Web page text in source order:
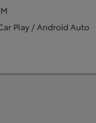
Play / Android Auto